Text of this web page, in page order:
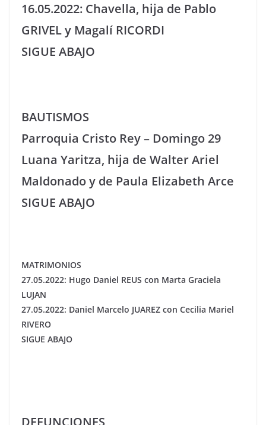
16.05.2022: Chavella, hija de Pablo
GRIVEL y Magalí RICORDI
SIGUE ABAJO
BAUTISMOS
Parroquia Cristo Rey – Domingo 29
Luana Yaritza, hija de Walter Ariel
Maldonado y de Paula Elizabeth Arce
SIGUE ABAJO
MATRIMONIOS
27.05.2022: Hugo Daniel REUS con Marta Graciela
LUJAN
27.05.2022: Daniel Marcelo JUAREZ con Cecilia Mariel
RIVERO
SIGUE ABAJO
DEFUNCIONES